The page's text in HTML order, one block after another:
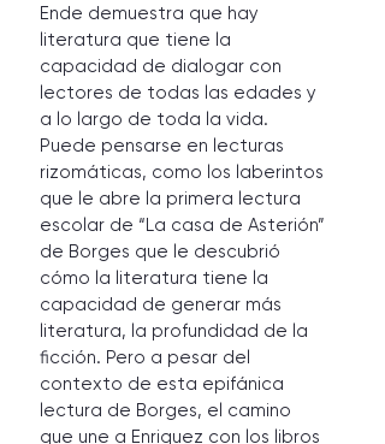
Ende demuestra que hay
literatura que tiene la
capacidad de dialogar con
lectores de todas las edades y
a lo largo de toda la vida.
Puede pensarse en lecturas
rizomáticas, como los laberintos
que le abre la primera lectura
escolar de “La casa de Asterión”
de Borges que le descubrió
cómo la literatura tiene la
capacidad de generar más
literatura, la profundidad de la
ficción. Pero a pesar del
contexto de esta epifánica
lectura de Borges, el camino
que une a Enriquez con los libros